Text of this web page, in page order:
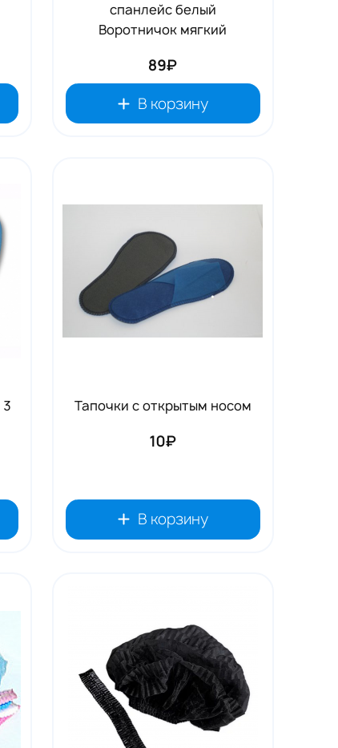
спанлейс белый
Воротничок мягкий
89₽
В корзину
Тапочки с открытым носом
10₽
В корзину